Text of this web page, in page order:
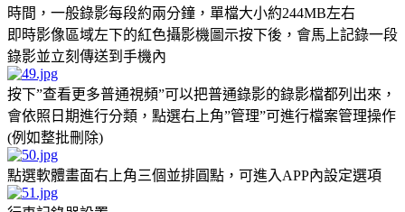
時間，一般錄影每段約兩分鐘，單檔大小約244MB左右
即時影像區域左下的紅色攝影機圖示按下後，會馬上記錄一段
錄影並立刻傳送到手機內
按下”查看更多普通視頻”可以把普通錄影的錄影檔都列出來，
會依照日期進行分類，點選右上角”管理”可進行檔案管理操作
(例如整批刪除)
點選軟體畫面右上角三個並排圓點，可進入APP內設定選項